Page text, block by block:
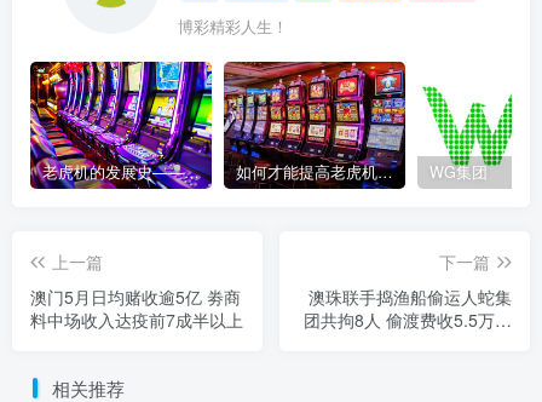
博彩精彩人生！
老虎机的发展史——赌场中最受欢迎游戏的演变历程 如何才能提高老虎机获胜的几率？ WG集团
上一篇
澳门5月日均赌收逾5亿 劵商
料中场收入达疫前7成半以上
下一篇
澳珠联手捣渔船偷运人蛇集
团共拘8人 偷渡费收5.5万人
相关推荐